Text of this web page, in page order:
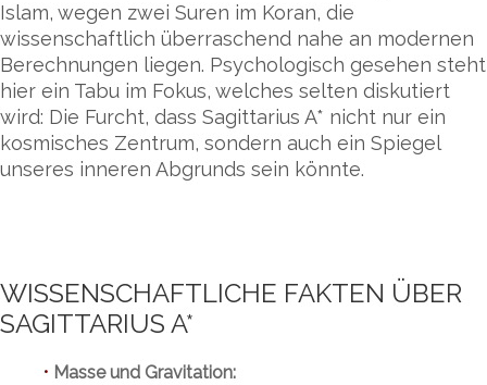
Islam, wegen zwei Suren im Koran, die
wissenschaftlich überraschend nahe an modernen
Berechnungen liegen. Psychologisch gesehen steht
hier ein Tabu im Fokus, welches selten diskutiert
wird: Die Furcht, dass Sagittarius A* nicht nur ein
kosmisches Zentrum, sondern auch ein Spiegel
unseres inneren Abgrunds sein könnte.
WISSENSCHAFTLICHE FAKTEN ÜBER
SAGITTARIUS A*
• Masse und Gravitation: